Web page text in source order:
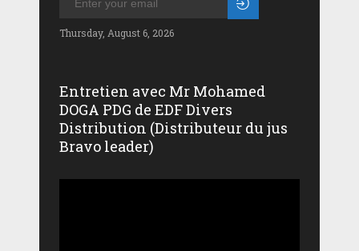
Thursday, August 6, 2026
Entretien avec Mr Mohamed
DOGA PDG de EDF Divers
Distribution (Distributeur du jus
Bravo leader)